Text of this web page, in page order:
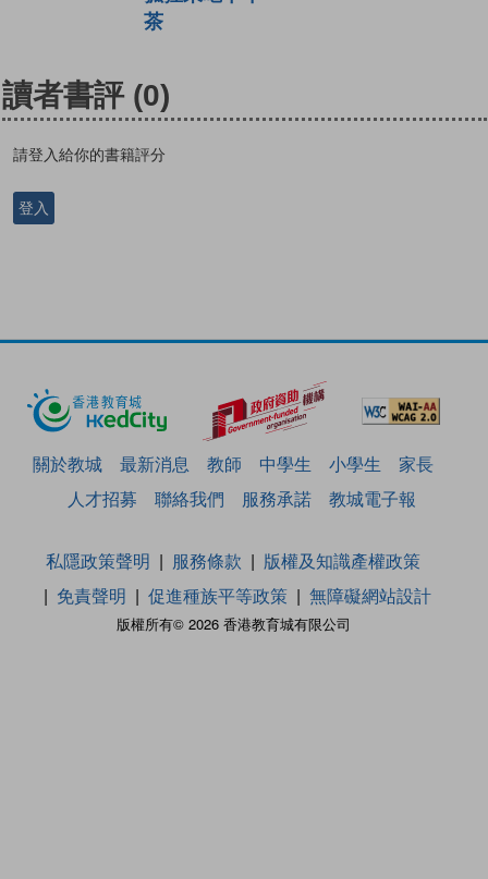
茶
讀者書評 (0)
請登入給你的書籍評分
登入
關於教城 最新消息 教師 中學生 小學生
家長
人才招募
聯絡我們 服務承諾 教城電子報
版權所有© 2026 香港教育城有限公司
私隱政策聲明 服務條款
版權及知識產權政策
免責聲明
促進種族平等政策 無障礙網站設計